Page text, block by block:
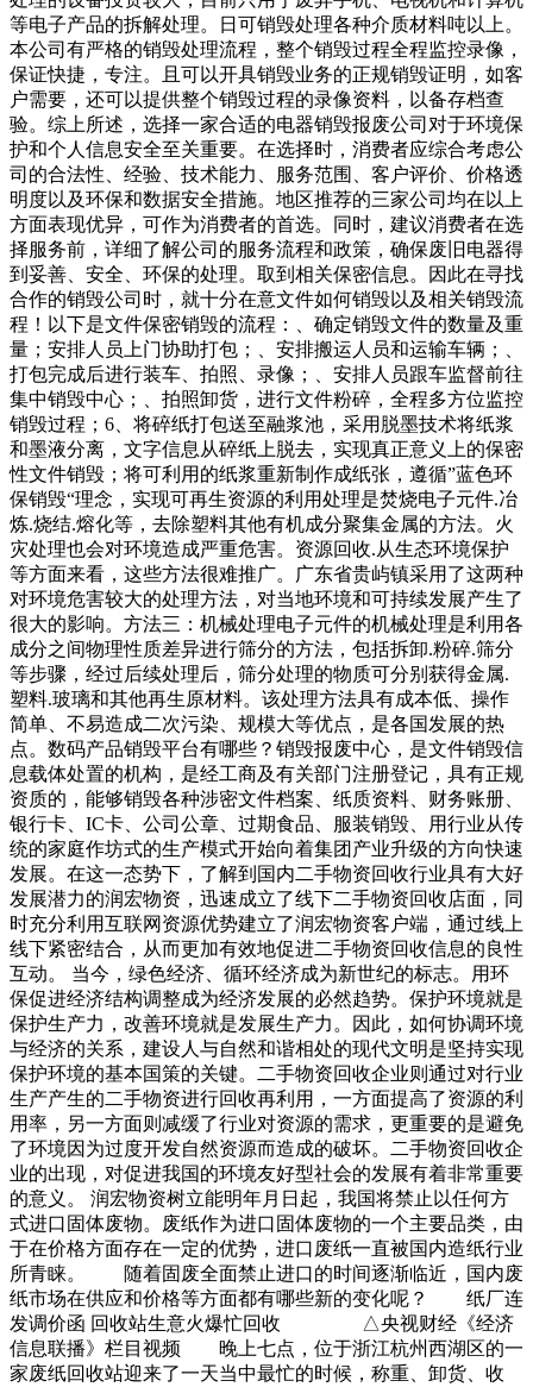
等电子产品的拆解处理。日可销毁处理各种介质材料吨以上。
本公司有严格的销毁处理流程，整个销毁过程全程监控录像，
保证快捷，专注。且可以开具销毁业务的正规销毁证明，如客
户需要，还可以提供整个销毁过程的录像资料，以备存档查
验。综上所述，选择一家合适的电器销毁报废公司对于环境保
护和个人信息安全至关重要。在选择时，消费者应综合考虑公
司的合法性、经验、技术能力、服务范围、客户评价、价格透
明度以及环保和数据安全措施。地区推荐的三家公司均在以上
方面表现优异，可作为消费者的首选。同时，建议消费者在选
择服务前，详细了解公司的服务流程和政策，确保废旧电器得
到妥善、安全、环保的处理。取到相关保密信息。因此在寻找
合作的销毁公司时，就十分在意文件如何销毁以及相关销毁流
程！以下是文件保密销毁的流程：、确定销毁文件的数量及重
量；安排人员上门协助打包；、安排搬运人员和运输车辆；、
打包完成后进行装车、拍照、录像；、安排人员跟车监督前往
集中销毁中心；、拍照卸货，进行文件粉碎，全程多方位监控
销毁过程；6、将碎纸打包送至融浆池，采用脱墨技术将纸浆
和墨液分离，文字信息从碎纸上脱去，实现真正意义上的保密
性文件销毁；将可利用的纸浆重新制作成纸张，遵循”蓝色环
保销毁“理念，实现可再生资源的利用处理是焚烧电子元件.冶
炼.烧结.熔化等，去除塑料其他有机成分聚集金属的方法。火
灾处理也会对环境造成严重危害。资源回收.从生态环境保护
等方面来看，这些方法很难推广。广东省贵屿镇采用了这两种
对环境危害较大的处理方法，对当地环境和可持续发展产生了
很大的影响。方法三：机械处理电子元件的机械处理是利用各
成分之间物理性质差异进行筛分的方法，包括拆卸.粉碎.筛分
等步骤，经过后续处理后，筛分处理的物质可分别获得金属.
塑料.玻璃和其他再生原材料。该处理方法具有成本低、操作
简单、不易造成二次污染、规模大等优点，是各国发展的热
点。数码产品销毁平台有哪些？销毁报废中心，是文件销毁信
息载体处置的机构，是经工商及有关部门注册登记，具有正规
资质的，能够销毁各种涉密文件档案、纸质资料、财务账册、
银行卡、IC卡、公司公章、过期食品、服装销毁、用行业从传
统的家庭作坊式的生产模式开始向着集团产业升级的方向快速
发展。在这一态势下，了解到国内二手物资回收行业具有大好
发展潜力的润宏物资，迅速成立了线下二手物资回收店面，同
时充分利用互联网资源优势建立了润宏物资客户端，通过线上
线下紧密结合，从而更加有效地促进二手物资回收信息的良性
互动。 当今，绿色经济、循环经济成为新世纪的标志。用环
保促进经济结构调整成为经济发展的必然趋势。保护环境就是
保护生产力，改善环境就是发展生产力。因此，如何协调环境
与经济的关系，建设人与自然和谐相处的现代文明是坚持实现
保护环境的基本国策的关键。二手物资回收企业则通过对行业
生产产生的二手物资进行回收再利用，一方面提高了资源的利
用率，另一方面则减缓了行业对资源的需求，更重要的是避免
了环境因为过度开发自然资源而造成的破坏。二手物资回收企
业的出现，对促进我国的环境友好型社会的发展有着非常重要
的意义。 润宏物资树立能明年月日起，我国将禁止以任何方
式进口固体废物。废纸作为进口固体废物的一个主要品类，由
于在价格方面存在一定的优势，进口废纸一直被国内造纸行业
所青睐。 随着固废全面禁止进口的时间逐渐临近，国内废
纸市场在供应和价格等方面都有哪些新的变化呢？ 纸厂连
发调价函 回收站生意火爆忙回收 △央视财经《经济
信息联播》栏目视频 晚上七点，位于浙江杭州西湖区的一
家废纸回收站迎来了一天当中最忙的时候，称重、卸货、收